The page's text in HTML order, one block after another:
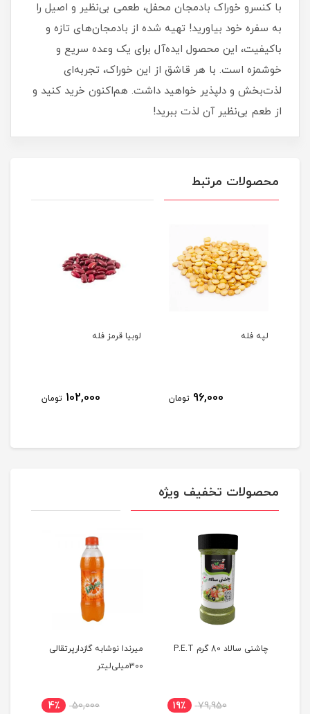
با کنسرو خوراک بادمجان محفل، طعمی بی‌نظیر و اصیل را
به سفره خود بیاورید! تهیه شده از بادمجان‌های تازه و
باکیفیت، این محصول ایده‌آل برای یک وعده سریع و
خوشمزه است. با هر قاشق از این خوراک، تجربه‌ای
لذت‌بخش و دلپذیر خواهید داشت. هم‌اکنون خرید کنید و
از طعم بی‌نظیر آن لذت ببرید!
محصولات مرتبط
لپه فله
96,000 تومان
لوبیا قرمز فله
102,000 تومان
محصولات تخفیف ویژه
چاشنی سالاد 80 گرم P.E.T
79,950 19٪
میرندا نوشابه گازدارپرتقالی
۳۰۰میلی‌لیتر
50,000 4٪